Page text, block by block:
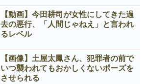
【動画】今田耕司が女性にしてきた過
去の悪行、「人間じゃねえ」と言われ
るレベル
【画像】土屋太鳳さん、犯罪者の前で
いつ襲われてもおかしくないポーズを
させられる